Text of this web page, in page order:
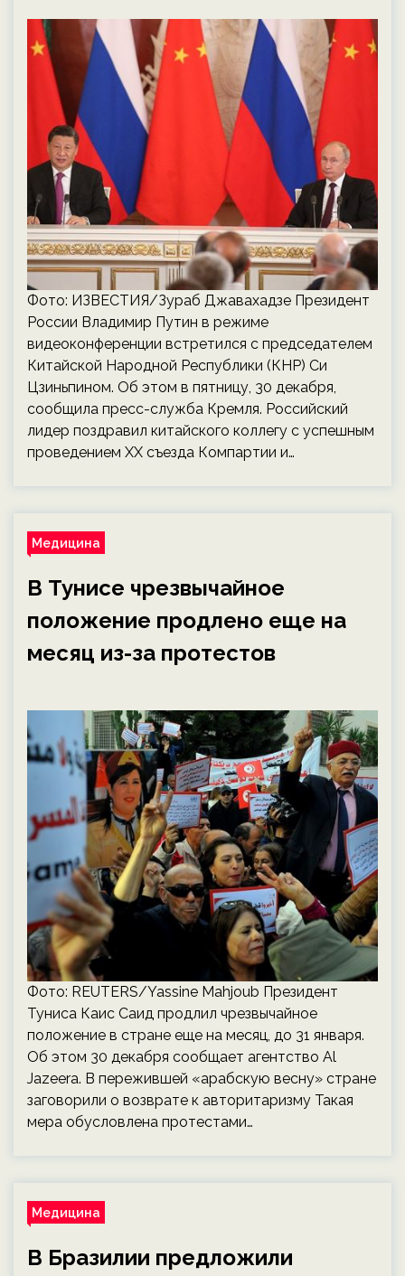
Фото: ИЗВЕСТИЯ/Зураб Джавахадзе Президент
России Владимир Путин в режиме
видеоконференции встретился с председателем
Китайской Народной Республики (КНР) Си
Цзиньпином. Об этом в пятницу, 30 декабря,
сообщила пресс-служба Кремля. Российский
лидер поздравил китайского коллегу с успешным
проведением XX съезда Компартии и…
Медицина
В Тунисе чрезвычайное
положение продлено еще на
месяц из-за протестов
Фото: REUTERS/Yassine Mahjoub Президент
Туниса Каис Саид продлил чрезвычайное
положение в стране еще на месяц, до 31 января.
Об этом 30 декабря сообщает агентство Al
Jazeera. В пережившей «арабскую весну» стране
заговорили о возврате к авторитаризму Такая
мера обусловлена протестами…
Медицина
В Бразилии предложили